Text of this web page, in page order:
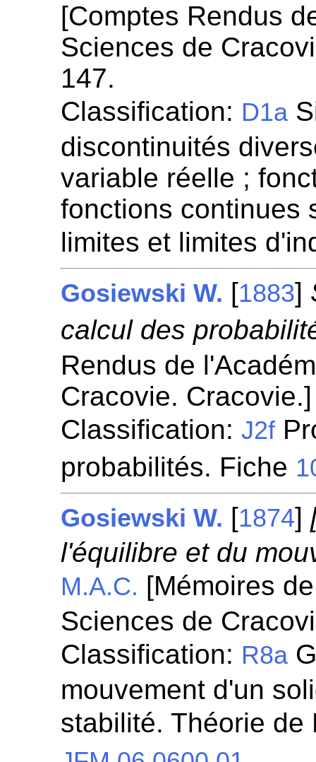
[Comptes Rendus
Sciences de
147.
Classification: D1a
discontinuités
variable réelle ;
fonctions continues
limites et limites
Gosiewski W. [1883]
calcul des
Rendus de
Cracovie.
Classification:J2f
probabilités. Fiche
Gosiewski W. [1874]
l'équilibre et du
M.A.C. [Mémoires
Sciences de
Classification: R8a
mouvement d'un
stabilité. Théorie